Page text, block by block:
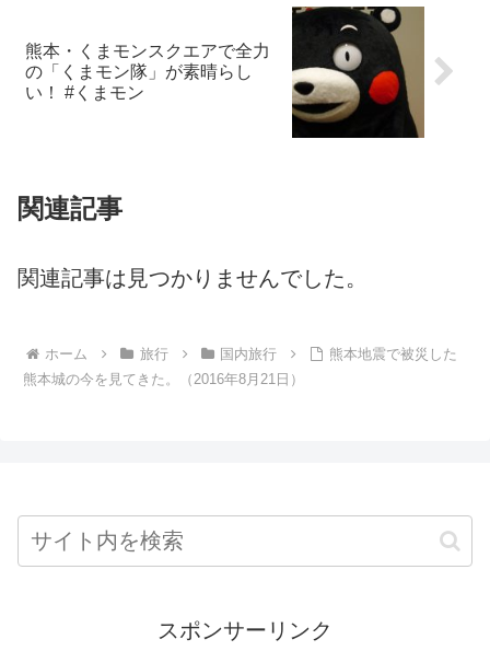
熊本・くまモンスクエアで全力
の「くまモン隊」が素晴らし
い！ #くまモン
関連記事
関連記事は見つかりませんでした。
ホーム 旅行 国内旅行
熊本地震で被災した
熊本城の今を見てきた。（2016年8月21日）
スポンサーリンク